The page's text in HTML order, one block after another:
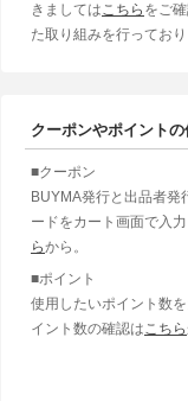
きましては こちら をご
た取り組みを行ってお
クーポンやポイント
■クーポン
BUYMA発行と出品者発
ードをカート画面で入
らから。
■ポイント
使用したいポイント数
イント数の確認は こちら